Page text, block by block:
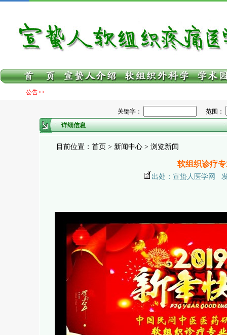
公告>>
关键字：
范围：
详细信息
目前位置：首页 > 新闻中心 > 浏览新闻
软组织诊疗
出处：宣蛰人医学网